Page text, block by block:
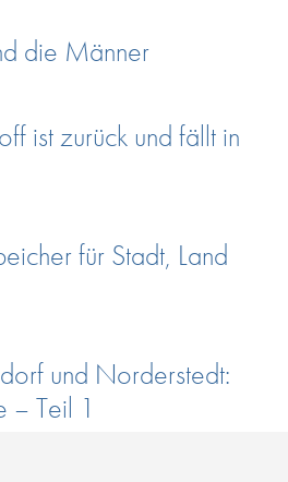
die Männer
ist zurück und fällt in
für Stadt, Land
und Norderstedt:
– Teil 1